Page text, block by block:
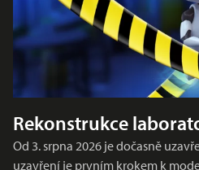
Rekonstrukce
Od 3. srpna 2026 je dočasně
uzavření je prvním krokem k